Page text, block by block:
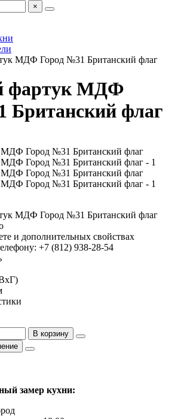
×
МДФ Город №31 Британский флаг
фартук МДФ
Британский флаг
МДФ Город №31 Британский флаг
и дополнительных свойствах
+7 (812) 938-28-54
В корзину
замер кухни: